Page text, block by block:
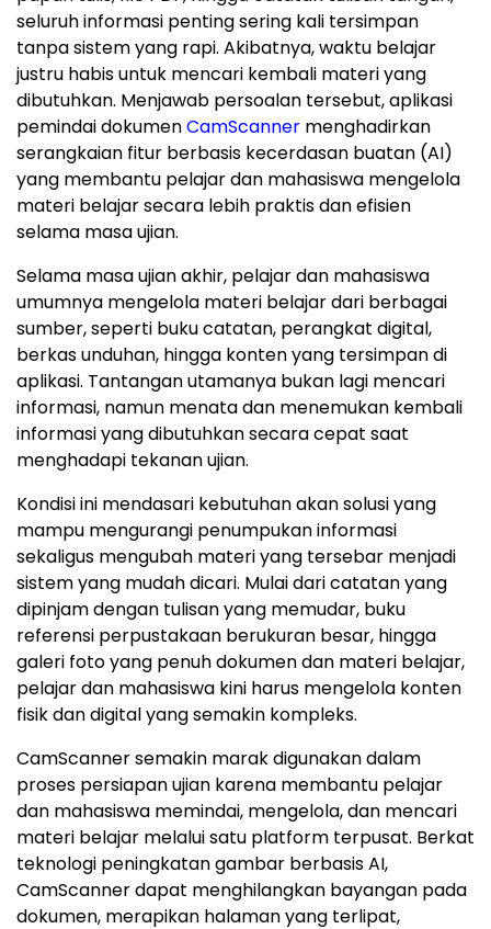
seluruh informasi penting sering kali tersimpan
tanpa sistem yang rapi. Akibatnya, waktu belajar
justru habis untuk mencari kembali materi yang
dibutuhkan. Menjawab persoalan tersebut, aplikasi
pemindai dokumenCamScanner menghadirkan
serangkaian fitur berbasis kecerdasan buatan (AI)
yang membantu pelajar dan mahasiswa mengelola
materi belajar secara lebih praktis dan efisien
selama masa ujian.
Selama masa ujian akhir, pelajar dan mahasiswa
umumnya mengelola materi belajar dari berbagai
sumber, seperti buku catatan, perangkat digital,
berkas unduhan, hingga konten yang tersimpan di
aplikasi. Tantangan utamanya bukan lagi mencari
informasi, namun menata dan menemukan kembali
informasi yang dibutuhkan secara cepat saat
menghadapi tekanan ujian.
Kondisi ini mendasari kebutuhan akan solusi yang
mampu mengurangi penumpukan informasi
sekaligus mengubah materi yang tersebar menjadi
sistem yang mudah dicari. Mulai dari catatan yang
dipinjam dengan tulisan yang memudar, buku
referensi perpustakaan berukuran besar, hingga
galeri foto yang penuh dokumen dan materi belajar,
pelajar dan mahasiswa kini harus mengelola konten
fisik dan digital yang semakin kompleks.
CamScanner semakin marak digunakan dalam
proses persiapan ujian karena membantu pelajar
dan mahasiswa memindai, mengelola, dan mencari
materi belajar melalui satu platform terpusat. Berkat
teknologi peningkatan gambar berbasis AI,
CamScanner dapat menghilangkan bayangan pada
dokumen, merapikan halaman yang terlipat,